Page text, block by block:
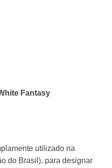
Fantasy
utilizado na
do Brasil), para designar